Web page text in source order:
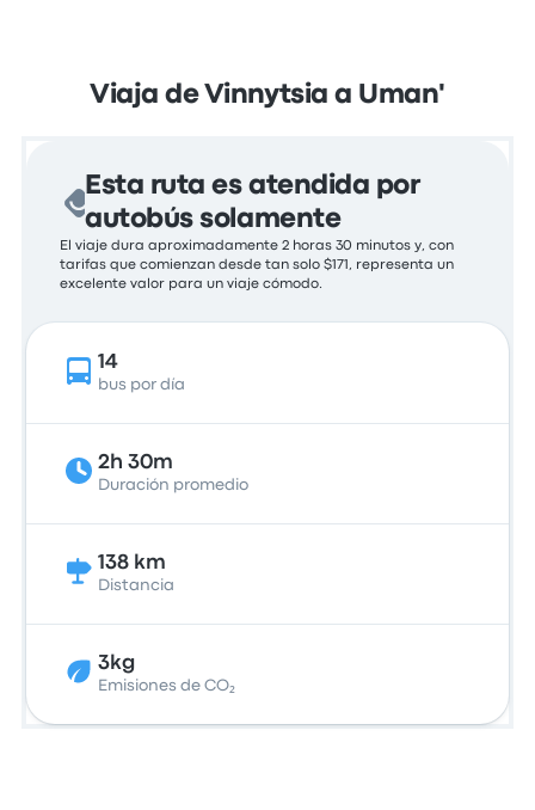
Viaja de Vinnytsia a Uman'
Esta ruta es atendida por
autobús solamente
El viaje dura aproximadamente 2 horas 30 minutos y, con
tarifas que comienzan desde tan solo $171, representa un
excelente valor para un viaje cómodo.
14
bus por día
2h 30m
Duración promedio
138 km
Distancia
3kg
Emisiones de CO₂